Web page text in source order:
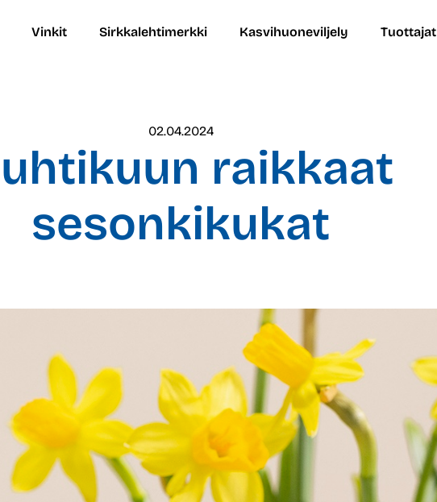
Vinkit Sirkkalehtimerkki Kasvihuoneviljely Tuottajat
02.04.2024
raikkaat
sesonkikukat